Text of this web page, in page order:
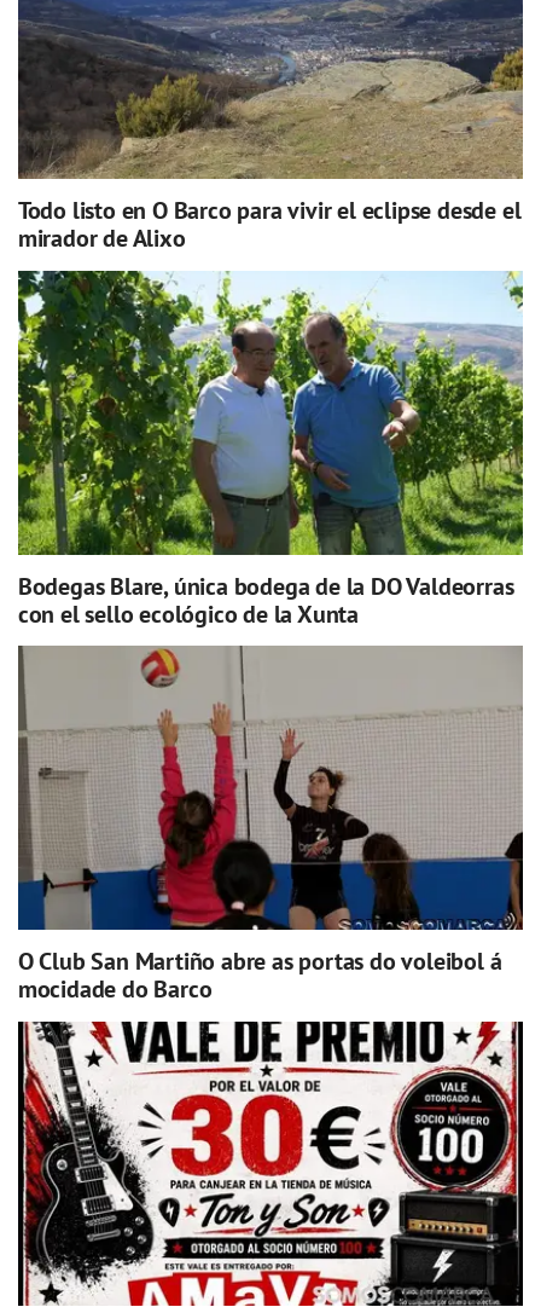
Todo listo en O Barco para vivir el eclipse desde el
mirador de Alixo
Bodegas Blare, única bodega de la DO Valdeorras
con el sello ecológico de la Xunta
O Club San Martiño abre as portas do voleibol á
mocidade do Barco